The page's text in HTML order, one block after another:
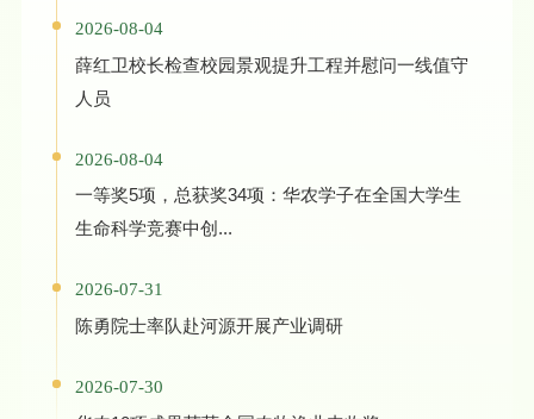
2026-08-04
薛红卫校长检查校园景观提升工程并慰问一线值守
人员
2026-08-04
一等奖5项，总获奖34项：华农学子在全国大学生
生命科学竞赛中创...
2026-07-31
陈勇院士率队赴河源开展产业调研
2026-07-30